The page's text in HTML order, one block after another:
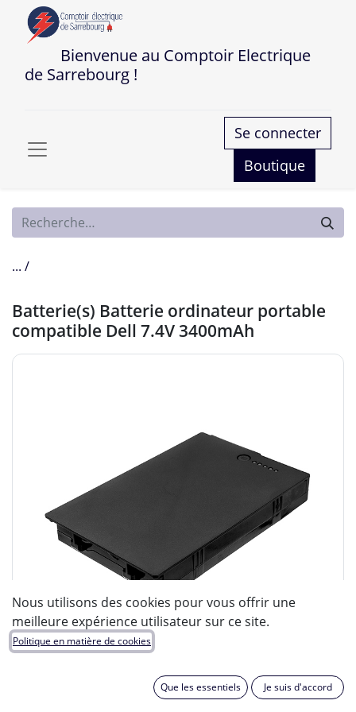
Bienvenue au Comptoir Electrique
de Sarrebourg !
Se connecter
Boutique
... /
Batterie(s) Batterie ordinateur portable
compatible Dell 7.4V 3400mAh
Nous utilisons des cookies pour vous offrir une
meilleure expérience utilisateur sur ce site.
Politique en matière de cookies
Que les essentiels Je suis d'accord